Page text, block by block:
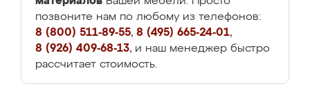
позвоните нам по любому из телефонов:
8 (800) 511-89-55, 8 (495) 665-24-01,
8 (926) 409-68-13, и наш менеджер быстро
рассчитает стоимость.